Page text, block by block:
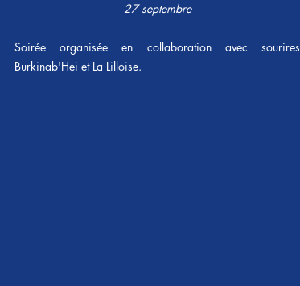
27 septembre
Soirée organisée en collaboration avec sourires
Burkinab'Hei et La Lilloise.